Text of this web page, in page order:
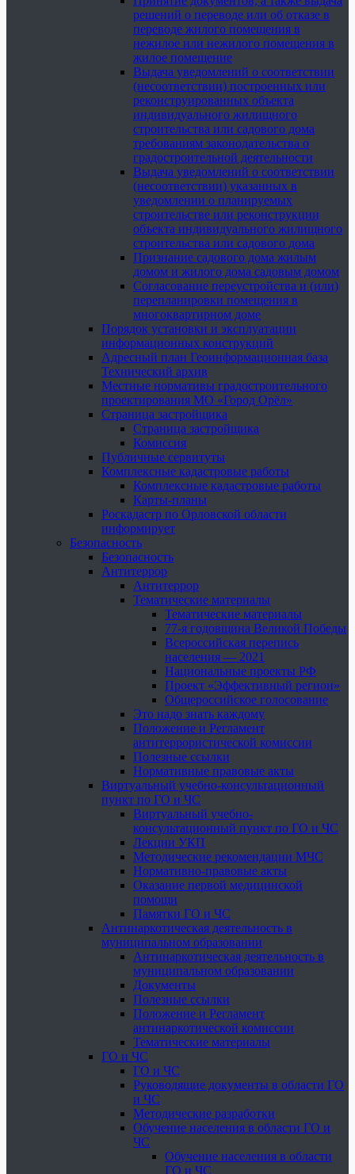
решений о переводе или об отказе в
переводе жилого помещения в
нежилое или нежилого помещения в
жилое помещение
Выдача уведомлений о соответствии
(несоответствии) построенных или
реконструированных объекта
индивидуального жилищного
строительства или садового дома
требованиям законодательства о
градостроительной деятельности
Выдача уведомлений о соответствии
(несоответствии) указанных в
уведомлении о планируемых
строительстве или реконструкции
объекта индивидуального жилищного
строительства или садового дома
Признание садового дома жилым
домом и жилого дома садовым домом
Согласование переустройства и (или)
перепланировки помещения в
многоквартирном доме
Порядок установки и эксплуатации
информационных конструкций
Адресный план Геоинформационная база
Технический архив
Местные нормативы градостроительного
проектирования МО «Город Орёл»
Страница застройщика
Страница застройщика
Комиссия
Публичные сервитуты
Комплексные кадастровые работы
Комплексные кадастровые работы
Карты-планы
Роскадастр по Орловской области
информирует
Безопасность
Безопасность
Антитеррор
Антитеррор
Тематические материалы
Тематические материалы
77-я годовщина Великой Победы
Всероссийская перепись
населения — 2021
Национальные проекты РФ
Проект «Эффективный регион»
Общероссийское голосование
Это надо знать каждому
Положение и Регламент
антитеррористической комиссии
Полезные ссылки
Нормативные правовые акты
Виртуальный учебно-консультационный
пункт по ГО и ЧС
Виртуальный учебно-
консультационный пункт по ГО и ЧС
Лекции УКП
Методические рекомендации МЧС
Нормативно-правовые акты
Оказание первой медицинской
помощи
Памятки ГО и ЧС
Антинаркотическая деятельность в
муниципальном образовании
Антинаркотическая деятельность в
муниципальном образовании
Документы
Полезные ссылки
Положение и Регламент
антинаркотической комиссии
Тематические материалы
ГО и ЧС
ГО и ЧС
Руководящие документы в области ГО
и ЧС
Методические разработки
Обучение населения в области ГО и
ЧС
Обучение населения в области
ГО и ЧС